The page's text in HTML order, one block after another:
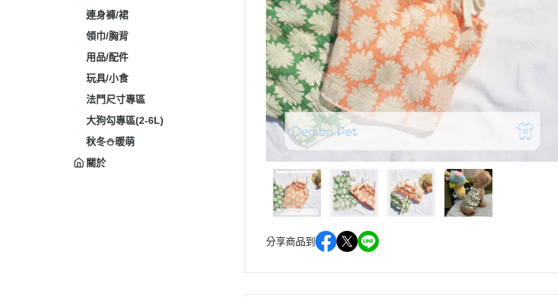
連身褲/裙
領巾/胸背
用品/配件
玩具/小食
法鬥尺寸專區
大狗勾專區(2-6L)
秋冬⛄暖萌
關於
分享商品到